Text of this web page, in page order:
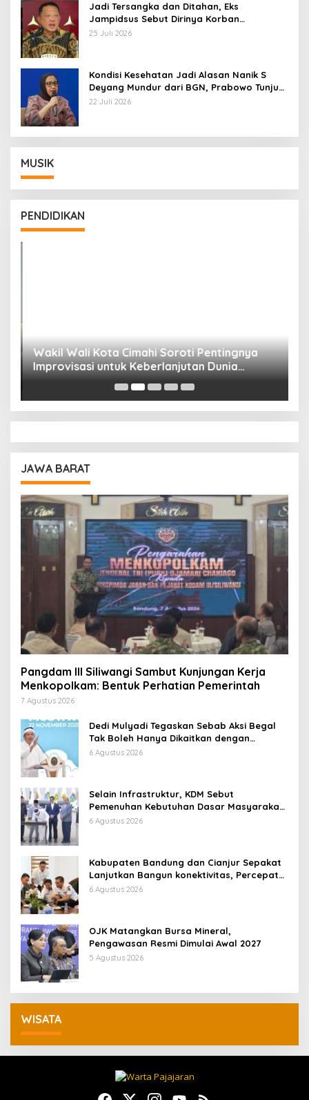
Jadi Tersangka dan Ditahan, Eks
Jampidsus Sebut Dirinya Korban
Kriminalisasi
25 Juli 2026
Kondisi Kesehatan Jadi Alasan Nanik S
Deyang Mundur dari BGN, Prabowo Tunjuk
Wamentan Sudaryono
22 Juli 2026
MUSIK
PENDIDIKAN
Wakil Wali Kota Cimahi Soroti Pentingnya
Improvisasi untuk Keberlanjutan Dunia
Pendidikan
JAWA BARAT
Pangdam III Siliwangi Sambut Kunjungan Kerja
Menkopolkam: Bentuk Perhatian Pemerintah
7 Agustus 2026
Dedi Mulyadi Tegaskan Sebab Aksi Begal
Tak Boleh Hanya Dikaitkan dengan
Ekonomi
6 Agustus 2026
Selain Infrastruktur, KDM Sebut
Pemenuhan Kebutuhan Dasar Masyarakat
Jadi Fokus APBD Jabar 2027
6 Agustus 2026
Kabupaten Bandung dan Cianjur Sepakat
Lanjutkan Bangun konektivitas, Percepat
Pertumbuhan Ekonomi Daerah
6 Agustus 2026
OJK Matangkan Bursa Mineral,
Pengawasan Resmi Dimulai Awal 2027
5 Agustus 2026
WISATA